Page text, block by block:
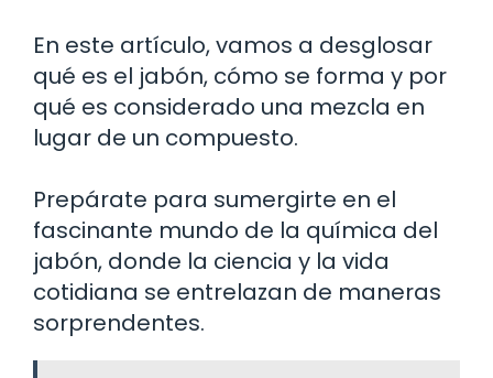
En este artículo, vamos a desglosar
qué es el jabón, cómo se forma y por
qué es considerado una mezcla en
lugar de un compuesto.
Prepárate para sumergirte en el
fascinante mundo de la química del
jabón, donde la ciencia y la vida
cotidiana se entrelazan de maneras
sorprendentes.